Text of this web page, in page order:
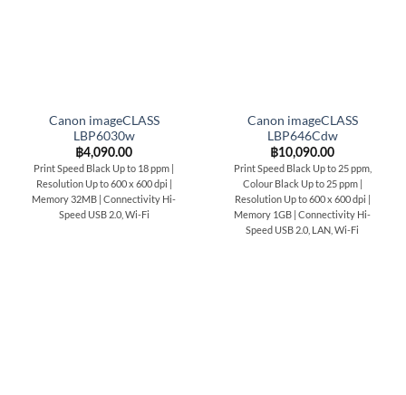
Canon imageCLASS
LBP6030w
฿4,090.00
Print Speed Black Up to 18 ppm |
Resolution Up to 600 x 600 dpi |
Memory 32MB | Connectivity Hi-
Speed USB 2.0, Wi-Fi
Canon imageCLASS
LBP646Cdw
฿10,090.00
Print Speed Black Up to 25 ppm,
Colour Black Up to 25 ppm |
Resolution Up to 600 x 600 dpi |
Memory 1GB | Connectivity Hi-
Speed USB 2.0, LAN, Wi-Fi